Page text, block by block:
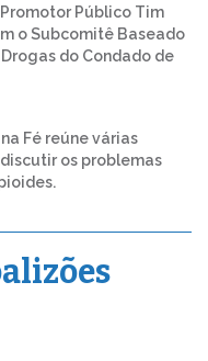
Público Tim
o Subcomitê Baseado
do Condado de
Fé reúne várias
os problemas